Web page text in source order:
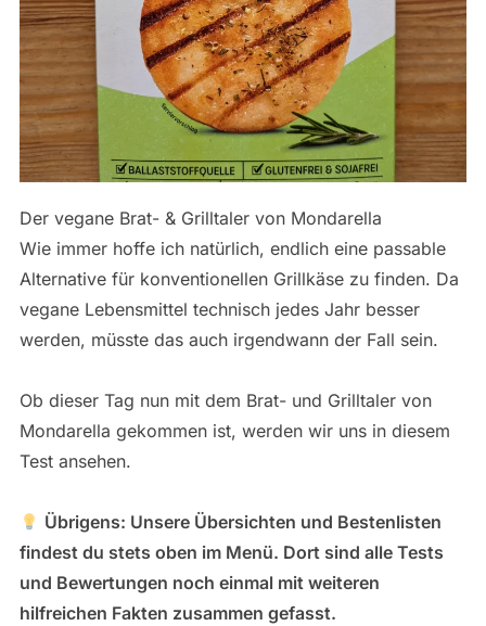
Der vegane Brat- & Grilltaler von Mondarella
Wie immer hoffe ich natürlich, endlich eine passable
Alternative für konventionellen Grillkäse zu finden. Da
vegane Lebensmittel technisch jedes Jahr besser
werden, müsste das auch irgendwann der Fall sein.
Ob dieser Tag nun mit dem Brat- und Grilltaler von
Mondarella gekommen ist, werden wir uns in diesem
Test ansehen.
Übrigens: Unsere Übersichten und Bestenlisten
findest du stets oben im Menü. Dort sind alle Tests
und Bewertungen noch einmal mit weiteren
hilfreichen Fakten zusammen gefasst.